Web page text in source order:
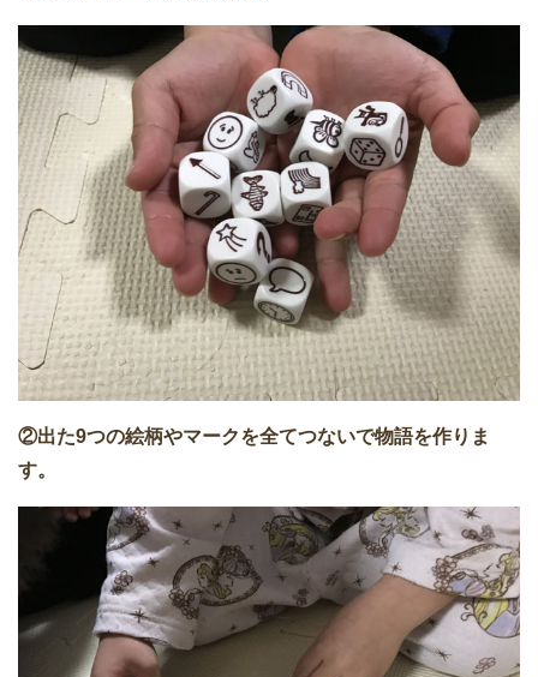
②出た9つの絵柄やマークを全てつないで物語を作りま
す。